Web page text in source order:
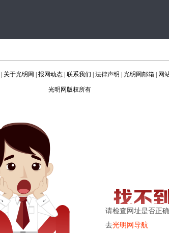
关于光明网 报网动态 联系我们 法律声明 光明网邮箱 网
光明网版权所有
请检查网址是否正确
去光明网导航